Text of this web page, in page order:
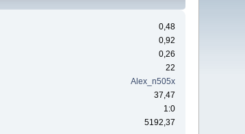
0,48
0,92
0,26
22
Alex_n505x
37,47
1:0
5192,37